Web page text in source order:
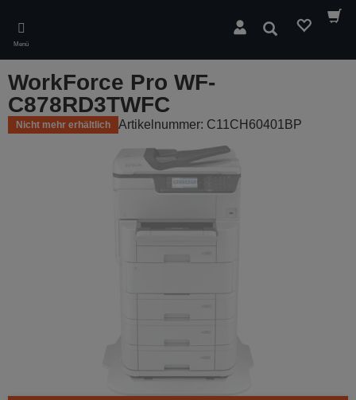
main
content
Menü
Suchen
WorkForce Pro WF-
C878RD3TWFC
Nicht mehr erhältlich Artikelnummer: C11CH60401BP